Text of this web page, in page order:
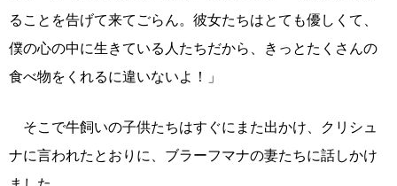
ることを告げて来てごらん。彼女たちはとても優しくて、
僕の心の中に生きている人たちだから、きっとたくさんの
食べ物をくれるに違いないよ！」
そこで牛飼いの子供たちはすぐにまた出かけ、クリシュ
ナに言われたとおりに、ブラーフマナの妻たちに話しかけ